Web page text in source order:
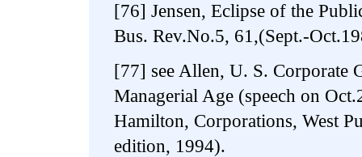
[76] Jensen, Eclipse of the
Bus. Rev.No.5, 61,(Sept.-
[77] see Allen, U. S. Corporate
Managerial Age (speech on
Hamilton, Corporations, West
edition, 1994).